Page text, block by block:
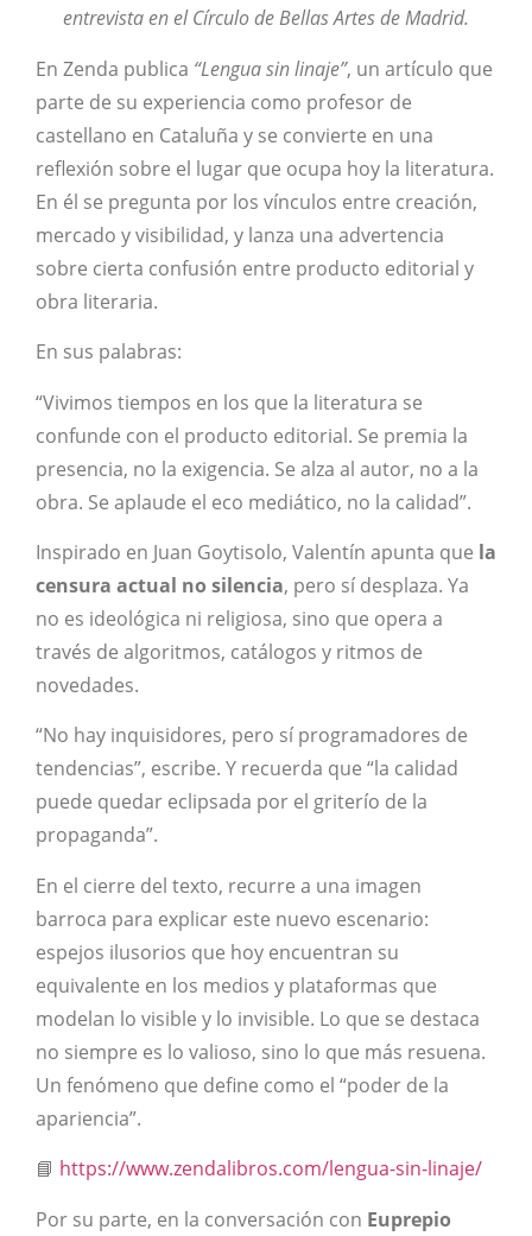
entrevista en el Círculo de Bellas Artes de Madrid.
En Zenda publica “Lengua sin linaje”, un artículo que
parte de su experiencia como profesor de
castellano en Cataluña y se convierte en una
reflexión sobre el lugar que ocupa hoy la literatura.
En él se pregunta por los vínculos entre creación,
mercado y visibilidad, y lanza una advertencia
sobre cierta confusión entre producto editorial y
obra literaria.
En sus palabras:
“Vivimos tiempos en los que la literatura se
confunde con el producto editorial. Se premia la
presencia, no la exigencia. Se alza al autor, no a la
obra. Se aplaude el eco mediático, no la calidad”.
Inspirado en Juan Goytisolo, Valentín apunta que la
censura actual no silencia, pero sí desplaza. Ya
no es ideológica ni religiosa, sino que opera a
través de algoritmos, catálogos y ritmos de
novedades.
“No hay inquisidores, pero sí programadores de
tendencias”, escribe. Y recuerda que “la calidad
puede quedar eclipsada por el griterío de la
propaganda”.
En el cierre del texto, recurre a una imagen
barroca para explicar este nuevo escenario:
espejos ilusorios que hoy encuentran su
equivalente en los medios y plataformas que
modelan lo visible y lo invisible. Lo que se destaca
no siempre es lo valioso, sino lo que más resuena.
Un fenómeno que define como el “poder de la
apariencia”.
📘 https://www.zendalibros.com/lengua-sin-linaje/
Por su parte, en la conversación con Euprepio